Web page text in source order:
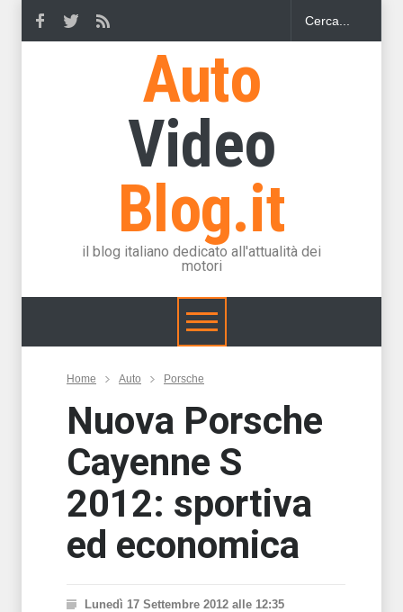
Auto
Video
Blog.it
il blog italiano dedicato all'attualità dei
motori
Home Auto Porsche
Nuova Porsche
Cayenne S
2012: sportiva
ed economica
Lunedì 17 Settembre 2012 alle 12:35